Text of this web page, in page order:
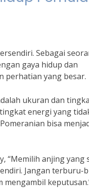
Sebagai
gaya hidup dan
perhatian yang besar.
ukuran dan
energi yang
bisa
“Memilih anjing yang
Jangan terburu-